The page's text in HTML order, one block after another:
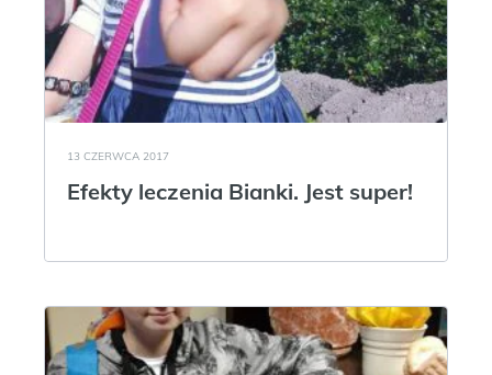
13 CZERWCA 2017
Efekty leczenia Bianki. Jest super!